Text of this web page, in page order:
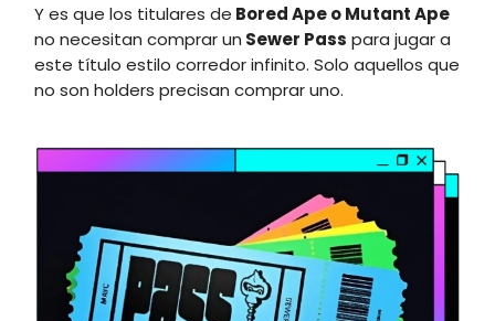
Y es que los titulares de Bored Ape o Mutant Ape
no necesitan comprar un Sewer Pass para jugar a
este título estilo corredor infinito. Solo aquellos que
no son holders precisan comprar uno.